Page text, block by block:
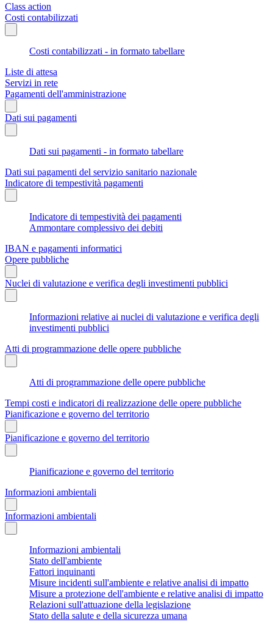
Class action
Costi contabilizzati
Costi contabilizzati - in formato tabellare
Liste di attesa
Servizi in rete
Pagamenti dell'amministrazione
Dati sui pagamenti
Dati sui pagamenti - in formato tabellare
Dati sui pagamenti del servizio sanitario nazionale
Indicatore di tempestività pagamenti
Indicatore di tempestività dei pagamenti
Ammontare complessivo dei debiti
IBAN e pagamenti informatici
Opere pubbliche
Nuclei di valutazione e verifica degli investimenti pubblici
Informazioni relative ai nuclei di valutazione e verifica degli
investimenti pubblici
Atti di programmazione delle opere pubbliche
Atti di programmazione delle opere pubbliche
Tempi costi e indicatori di realizzazione delle opere pubbliche
Pianificazione e governo del territorio
Pianificazione e governo del territorio
Pianificazione e governo del territorio
Informazioni ambientali
Informazioni ambientali
Informazioni ambientali
Stato dell'ambiente
Fattori inquinanti
Misure incidenti sull'ambiente e relative analisi di impatto
Misure a protezione dell'ambiente e relative analisi di impatto
Relazioni sull'attuazione della legislazione
Stato della salute e della sicurezza umana